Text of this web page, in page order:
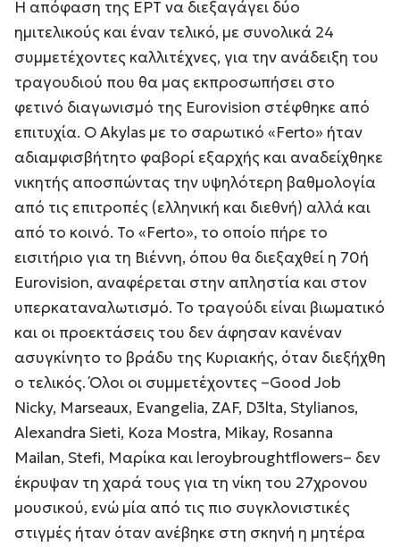
Η απόφαση της ΕΡΤ να διεξαγάγει δύο
ημιτελικούς και έναν τελικό, με συνολικά 24
συμμετέχοντες καλλιτέχνες, για την ανάδειξη του
τραγουδιού που θα μας εκπροσωπήσει στο
φετινό διαγωνισμό της Eurovision στέφθηκε από
επιτυχία. Ο Akylas με το σαρωτικό «Ferto» ήταν
αδιαμφισβήτητο φαβορί εξαρχής και αναδείχθηκε
νικητής αποσπώντας την υψηλότερη βαθμολογία
από τις επιτροπές (ελληνική και διεθνή) αλλά και
από το κοινό. Το «Ferto», το οποίο πήρε το
εισιτήριο για τη Βιέννη, όπου θα διεξαχθεί η 70ή
Eurovision, αναφέρεται στην απληστία και στον
υπερκαταναλωτισμό. Το τραγούδι είναι βιωματικό
και οι προεκτάσεις του δεν άφησαν κανέναν
ασυγκίνητο το βράδυ της Κυριακής, όταν διεξήχθη
ο τελικός. Όλοι οι συμμετέχοντες –Good Job
Nicky, Marseaux, Evangelia, ZAF, D3lta, Stylianos,
Alexandra Sieti, Koza Mostra, Mikay, Rosanna
Mailan, Stefi, Μαρίκα και leroybroughtflowers– δεν
έκρυψαν τη χαρά τους για τη νίκη του 27χρονου
μουσικού, ενώ μία από τις πιο συγκλονιστικές
στιγμές ήταν όταν ανέβηκε στη σκηνή η μητέρα